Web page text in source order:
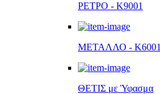
ΡΕΤΡΟ - K9001
ΜΕΤΑΛΛΟ - K6001
ΘΕΤΙΣ με Ύφασμα